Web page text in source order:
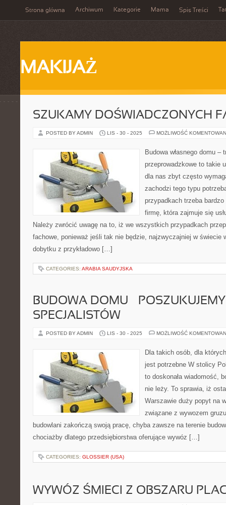
Strona główna Archiwum Kategorie Mama Spis Treści
MAKIJAŻ
SZUKAMY DOŚWIADCZONYCH
POSTED BY ADMIN LIS - 30 - 2025 MOŻLIWOŚĆ
Budowa własnego domu –
przeprowadzkowe to takie
dla nas zbyt często
zachodzi tego typu
przypadkach trzeba
firmę, która zajmuje się
Należy zwrócić uwagę na to, iż we wszystkich przypadkach
fachowe, ponieważ jeśli tak nie będzie, najzwyczajniej w świecie
dobytku z przykładowo […]
CATEGORIES: ARABIA SAUDYJSKA
BUDOWA DOMU – POSZUKUJEMY
SPECJALISTÓW
POSTED BY ADMIN LIS - 30 - 2025 MOŻLIWOŚĆ
Dla takich osób, dla
jest potrzebne W stolicy
to doskonała wiadomość,
nie leży. To sprawia, iż
Warszawie duży popyt na
związane z wywozem
budowlani zakończą swoją pracę, chyba zawsze na terenie
chociażby dlatego przedsiębiorstwa oferujące wywóz […]
CATEGORIES: GLOSSIER (USA)
WYWÓZ ŚMIECI Z OBSZARU